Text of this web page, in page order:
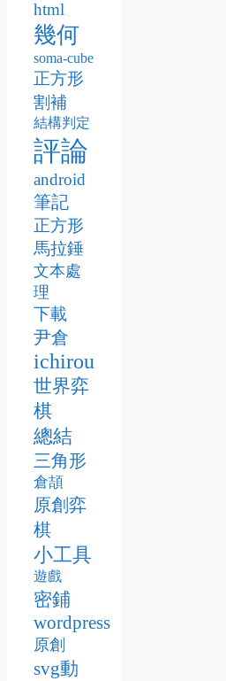
html
幾何
soma-cube
正方形
割補
結構判定
評論
android
筆記
正方形
馬拉錘
文本處
理
下載
尹倉
ichirou
世界弈
棋
總結
三角形
倉頡
原創弈
棋
小工具
遊戲
密鋪
wordpress
原創
svg動